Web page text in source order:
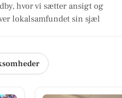
hvor vi sætter ansigt og
lokalsamfundet sin sjæl